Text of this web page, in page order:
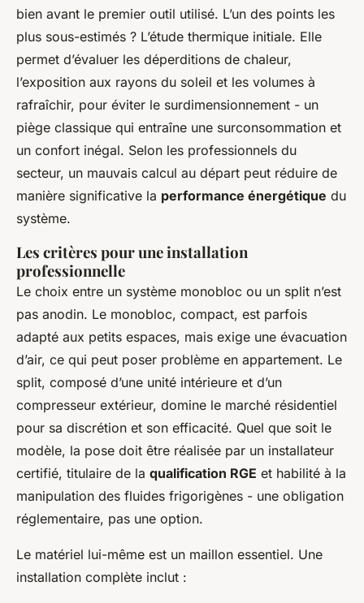
bien avant le premier outil utilisé. L’un des points les
plus sous-estimés ? L’étude thermique initiale. Elle
permet d’évaluer les déperditions de chaleur,
l’exposition aux rayons du soleil et les volumes à
rafraîchir, pour éviter le surdimensionnement - un
piège classique qui entraîne une surconsommation et
un confort inégal. Selon les professionnels du
secteur, un mauvais calcul au départ peut réduire de
manière significative la performance énergétique du
système.
Les critères pour une installation
professionnelle
Le choix entre un système monobloc ou un split n’est
pas anodin. Le monobloc, compact, est parfois
adapté aux petits espaces, mais exige une évacuation
d’air, ce qui peut poser problème en appartement. Le
split, composé d’une unité intérieure et d’un
compresseur extérieur, domine le marché résidentiel
pour sa discrétion et son efficacité. Quel que soit le
modèle, la pose doit être réalisée par un installateur
certifié, titulaire de la qualification RGE et habilité à la
manipulation des fluides frigorigènes - une obligation
réglementaire, pas une option.
Le matériel lui-même est un maillon essentiel. Une
installation complète inclut :